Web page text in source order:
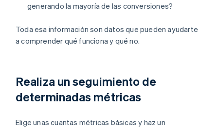
generando la mayoría de las conversiones?
Toda esa información son datos que pueden ayudarte
a comprender qué funciona y qué no.
Realiza un seguimiento de
determinadas métricas
Elige unas cuantas métricas básicas y haz un